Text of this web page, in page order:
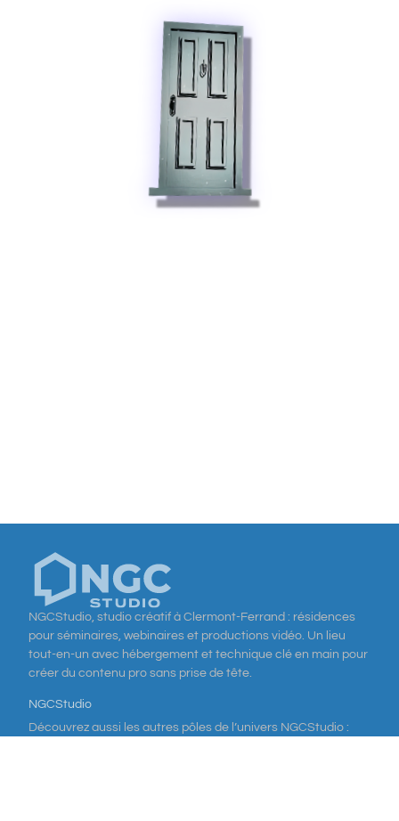
NGCStudio, studio créatif à Clermont-Ferrand : résidences
pour séminaires, webinaires et productions vidéo. Un lieu
tout-en-un avec hébergement et technique clé en main pour
créer du contenu pro sans prise de tête.
NGCStudio
Découvrez aussi les autres pôles de l’univers NGCStudio :